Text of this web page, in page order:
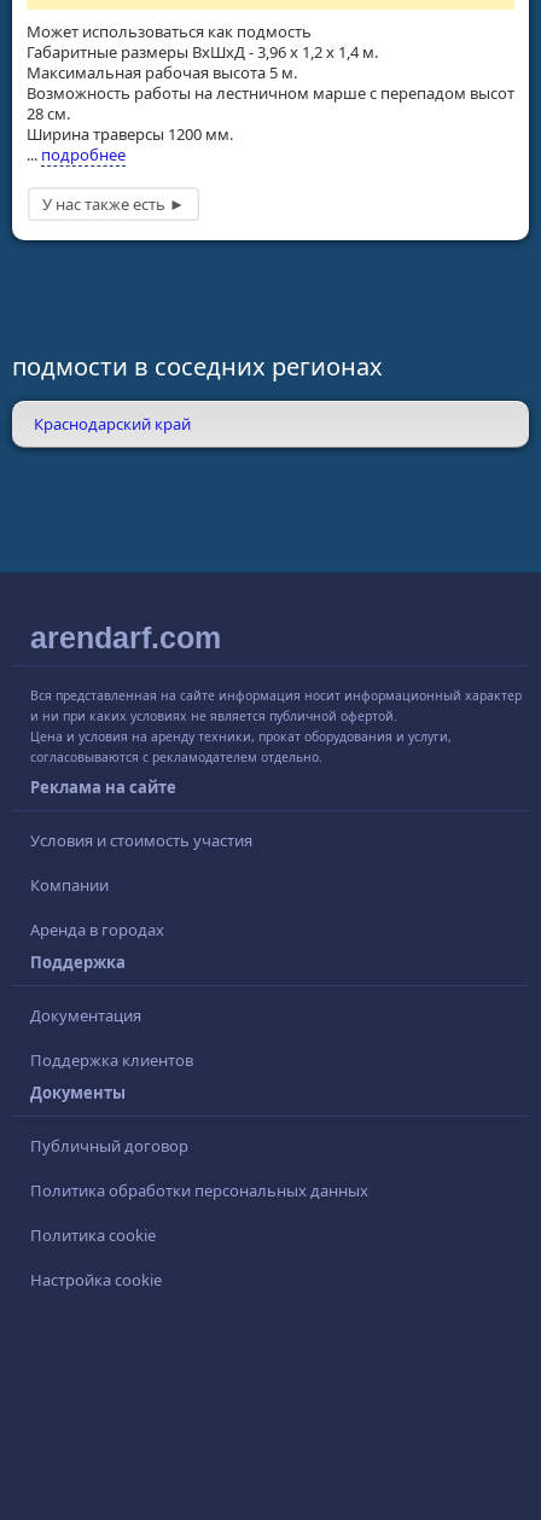
Может использоваться как подмость
Габаритные размеры ВхШхД - 3,96 х 1,2 х 1,4 м.
Максимальная рабочая высота 5 м.
Возможность работы на лестничном марше с перепадом высот
28 см.
Ширина траверсы 1200 мм.
... подробнее
подмости в соседних регионах
Краснодарский край
arendarf.com
Вся представленная на сайте информация носит информационный характер
и ни при каких условиях не является публичной офертой.
Цена и условия на аренду техники, прокат оборудования и услуги,
согласовываются с рекламодателем отдельно.
Реклама на сайте
Условия и стоимость участия
Компании
Аренда в городах
Поддержка
Документация
Поддержка клиентов
Документы
Публичный договор
Политика обработки персональных данных
Политика cookie
Настройка cookie